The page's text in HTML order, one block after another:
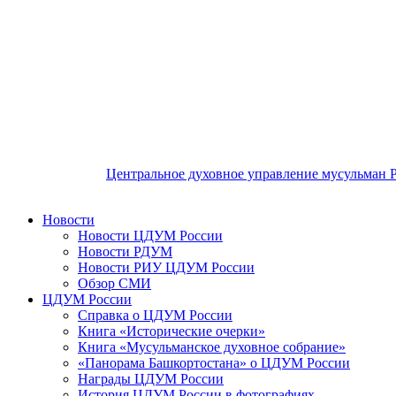
Центральное духовное управление мусульман
Новости
Новости ЦДУМ России
Новости РДУМ
Новости РИУ ЦДУМ России
Обзор СМИ
ЦДУМ России
Справка о ЦДУМ России
Книга «Исторические очерки»
Книга «Мусульманское духовное собрание»
«Панорама Башкортостана» о ЦДУМ России
Награды ЦДУМ России